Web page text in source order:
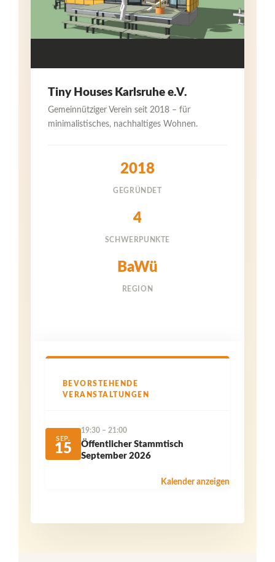
Tiny Houses Karlsruhe e.V.
Gemeinnütziger Verein seit 2018 – für
minimalistisches, nachhaltiges Wohnen.
2018
GEGRÜNDET
4
SCHWERPUNKTE
BaWü
REGION
BEVORSTEHENDE
VERANSTALTUNGEN
SEP.
15
19:30 – 21:00
Öffentlicher Stammtisch
September 2026
Kalender anzeigen